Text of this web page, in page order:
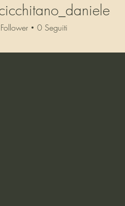
Follower 0 Seguiti